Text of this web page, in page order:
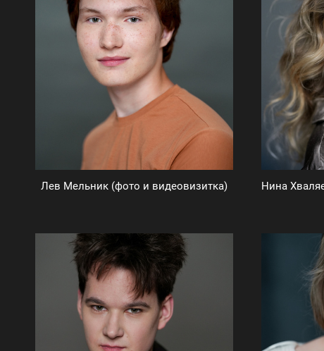
Лев Мельник (фото и видеовизитка)